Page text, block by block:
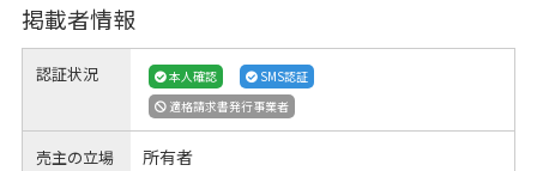
掲載者情報
認証状況 本人確認
SMS認証
適格請求書発行事業者
売主の立場 所有者